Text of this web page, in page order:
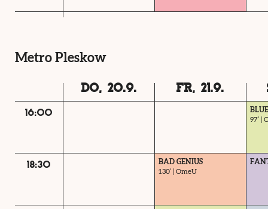
Metro Pleskow
DO, 20.9. FR, 21.9.
16:00
97‘ |
18:30
BAD GENIUS
130‘ | OmeU